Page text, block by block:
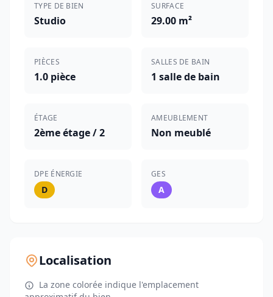
TYPE DE BIEN
Studio
SURFACE
29.00 m²
PIÈCES
1.0 pièce
SALLES DE BAIN
1 salle de bain
ÉTAGE
2ème étage / 2
AMEUBLEMENT
Non meublé
DPE ÉNERGIE
D
GES
A
Localisation
La zone colorée indique l'emplacement